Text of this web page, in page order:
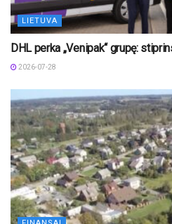
LIETUVA
DHL perka „Venipak“ grupę:
2026-07-28